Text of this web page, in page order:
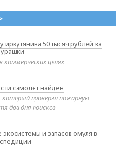
50 тысяч рублей за
коммерческих целях
самолёт найден
который проверял пожарную
два дня поисков
и запасов омуля в